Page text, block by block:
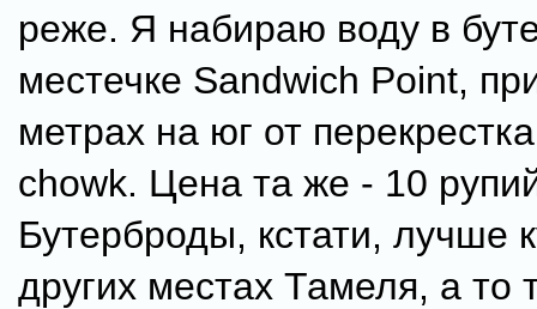
реже. Я набираю воду в
местечке Sandwich Point,
метрах на юг от
chowk. Цена та же - 10
Бутерброды, кстати, лучше
других местах Тамеля, а то